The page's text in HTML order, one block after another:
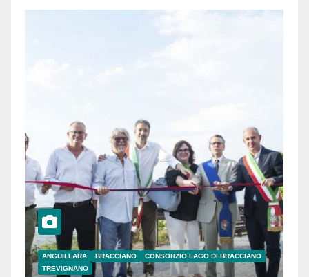
ANGUILLARA BRACCIANO
CONSORZIO LAGO DI BRACCIANO
TREVIGNANO